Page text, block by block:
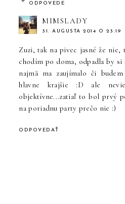
ODPOVEDE
MIMSLADY
31. AUGUSTA 2014 O 23:19
Zuzi, tak na pivec jasné že nie,
chodím po doma, odpadla by si
najmä ma zaujímalo či
hlavne krajšie :D ale
objektívne...zatiaľ to bol prvý
na poriadnu party prečo nie :)
ODPOVEDAŤ